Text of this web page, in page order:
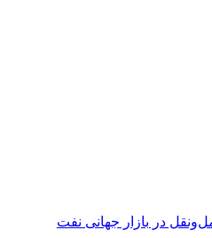
در بازار جهانی نفت